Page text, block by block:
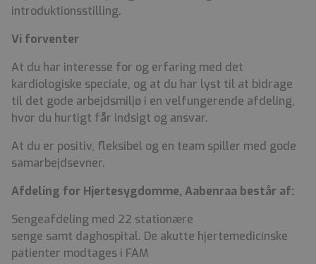
introduktionsstilling.
Vi forventer
At du har interesse for og erfaring med det
kardiologiske speciale, og at du har lyst til at bidrage
til det gode arbejdsmiljø i en velfungerende afdeling,
hvor du hurtigt får indsigt og ansvar.
At du er positiv, fleksibel og en team spiller med gode
samarbejdsevner.
Afdeling for Hjertesygdomme, Aabenraa består af:
Sengeafdeling med 22 stationære
senge samt daghospital. De akutte hjertemedicinske
patienter modtages i FAM